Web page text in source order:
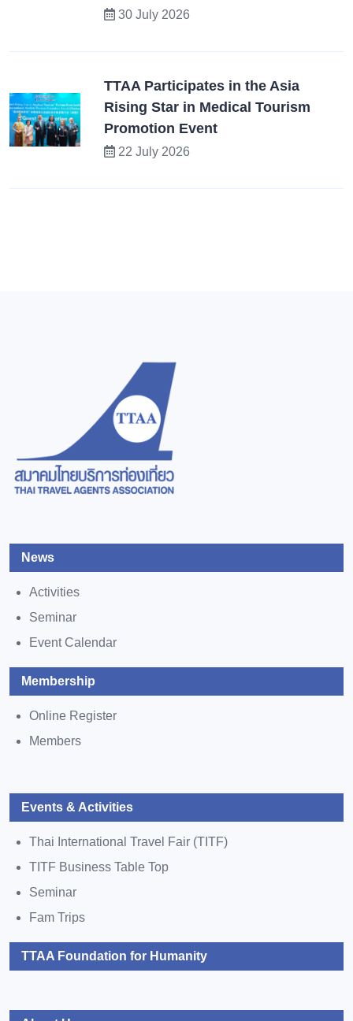
30 July 2026
TTAA Participates in the Asia
Rising Star in Medical Tourism
Promotion Event
22 July 2026
News
Activities
Seminar
Event Calendar
Membership
Online Register
Members
Events & Activities
Thai International Travel Fair (TITF)
TITF Business Table Top
Seminar
Fam Trips
TTAA Foundation for Humanity